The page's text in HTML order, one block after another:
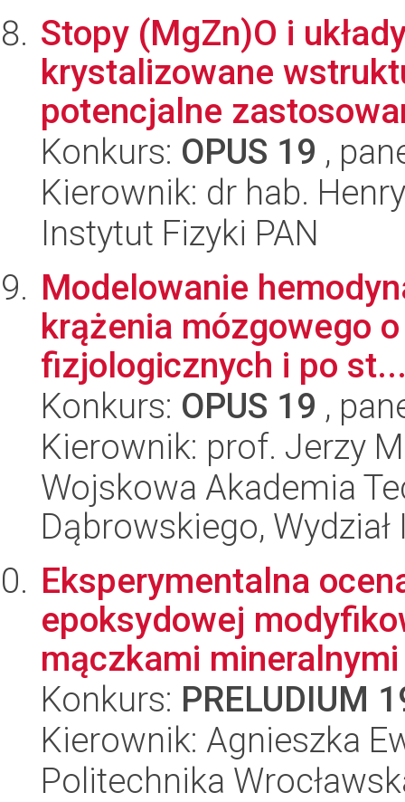
Stopy (MgZn)O i
krystalizowane
potencjalne
Konkurs: OPUS 19 ,
Kierownik: dr hab.
Instytut Fizyki PAN
Modelowanie
krążenia mózgowego
fizjologicznych i po
Konkurs: OPUS 19 ,
Kierownik: prof. Jerzy
Wojskowa Akademia
Dąbrowskiego,
Eksperymentalna
epoksydowej
mączkami mineralnymi
Konkurs: PRELUDIUM
Kierownik: Agnieszka
Politechnika